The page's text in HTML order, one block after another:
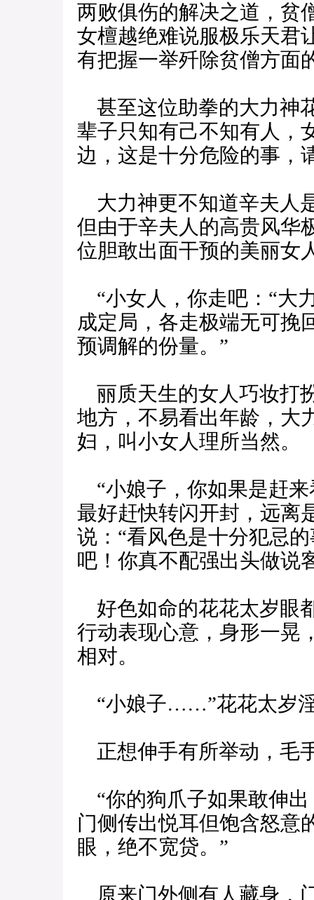
两败俱伤的解决之道，贫
女檀越绝难说服极乐天君
有把握一举歼除贫僧方面
甚至这位助拳的大力神
辈子只知有己不知有人，
边，这是十分危险的事，
大力神更不知道辛夫人
但由于辛夫人的高贵风华
位胆敢出面干预的美丽女
“小女人，你走吧：“大
成定局，各走极端无可挽
预调解的份量。”
丽质天生的女人巧妆打
地方，不易看出年龄，大
妇，叫小女人理所当然。
“小娘子，你如果是赶
最好赶快转闪开封，远离
说：“看风色是十分犯忌
吧！你真不配强出头做说
好色如命的花花太岁眼
行动表现心意，身形一晃
相对。
“小娘子……”花花太岁
正想伸手有所举动，毛
“你的狗爪子如果敢伸出
门侧传出悦耳但饱含怒意
眼，绝不宽贷。”
原来门外侧有人藏身，